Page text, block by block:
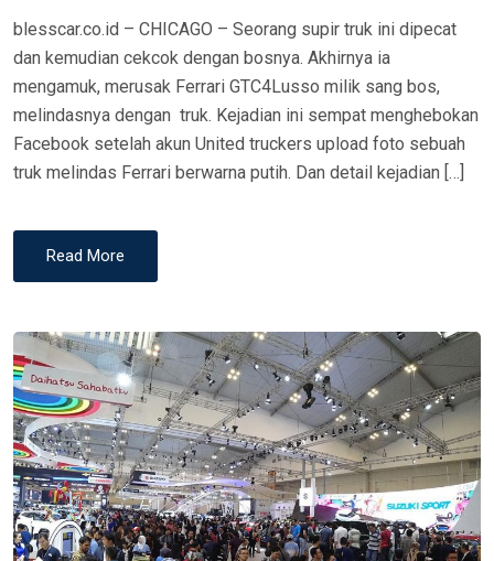
N
blesscar.co.id – CHICAGO – Seorang supir truk ini dipecat
dan kemudian cekcok dengan bosnya. Akhirnya ia
mengamuk, merusak Ferrari GTC4Lusso milik sang bos,
melindasnya dengan truk. Kejadian ini sempat menghebokan
Facebook setelah akun United truckers upload foto sebuah
truk melindas Ferrari berwarna putih. Dan detail kejadian […]
Read More